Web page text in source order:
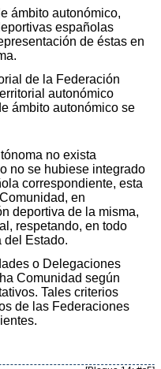
ámbito autonómico,
españolas
de éstas en
de la Federación
autonómico
ámbito autonómico se
no exista
no se hubiese integrado
correspondiente, esta
en
deportiva de la misma,
respetando, en todo
del Estado.
o Delegaciones
Comunidad según
Tales criterios
de las Federaciones